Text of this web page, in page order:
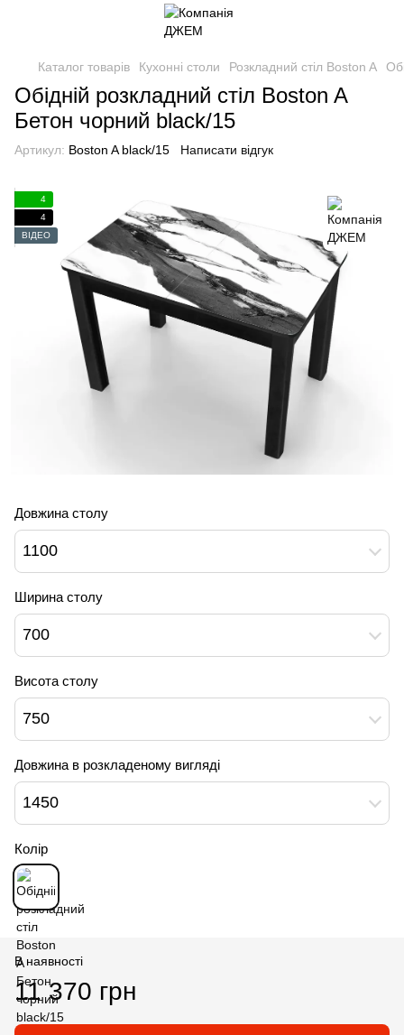
Каталог товарів Кухонні столи Розкладний стіл Boston A
Обідній розкладний стіл Boston A
Бетон чорний black/15
Артикул: Boston A black/15 Написати відгук
4
4
ВІДЕО
Довжина столу
1100
Ширина столу
700
Висота столу
750
Довжина в розкладеному вигляді
1450
Колір
В наявності
11 370 грн